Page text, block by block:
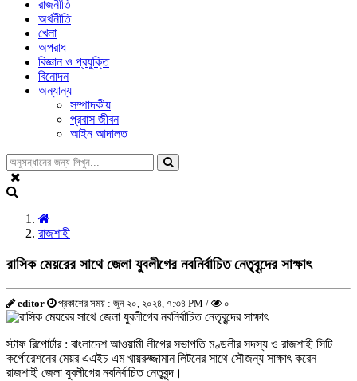
রাজনীতি
অর্থনীতি
খেলা
অপরাধ
বিজ্ঞান ও প্রযুক্তি
বিনোদন
অন্যান্য
সম্পাদকীয়
প্রবাস জীবন
আইন আদালত
রাজশাহী
রাসিক মেয়রের সাথে জেলা যুবলীগের নবনির্বাচিত নেতৃবৃন্দের সাক্ষাৎ
editor প্রকাশের সময় : জুন ২০, ২০২৪, ৭:৩৪ PM / ০
স্টাফ রিপোর্টার : বাংলাদেশ আওয়ামী লীগের সভাপতি মণ্ডলীর সদস্য ও রাজশাহী সিটি
কর্পোরেশনের মেয়র এএইচ এম খায়রুজ্জামান লিটনের সাথে সৌজন্য সাক্ষাৎ করেন
রাজশাহী জেলা যুবলীগের নবনির্বাচিত নেতৃবৃন্দ।